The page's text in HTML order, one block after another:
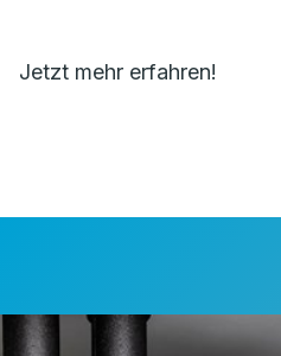
Jetzt mehr erfahren!